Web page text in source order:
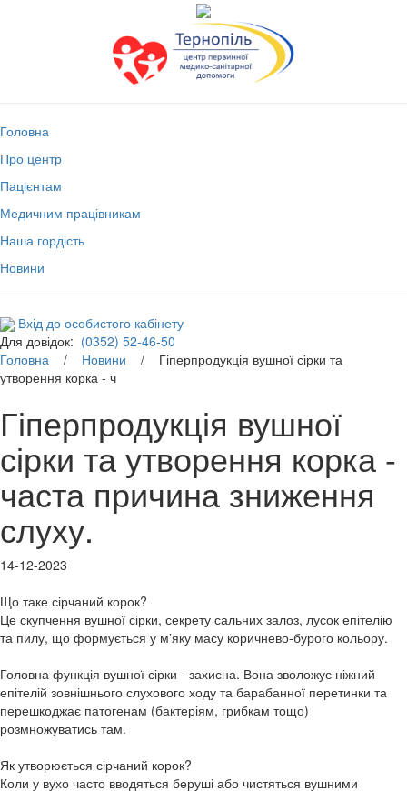
Головна
Про центр
Пацієнтам
Медичним працівникам
Наша гордість
Новини
Вхід до особистого кабінету
Для довідок: (0352) 52-46-50
Головна / Новини / Гіперпродукція вушної сірки та
утворення корка - ч
Гіперпродукція вушної
сірки та утворення корка -
часта причина зниження
слуху.
14-12-2023
Що таке сірчаний корок?
Це скупчення вушної сірки, секрету сальних залоз, лусок епітелію
та пилу, що формується у мʼяку масу коричнево-бурого кольору.
Головна функція вушної сірки - захисна. Вона зволожує ніжний
епітелій зовнішнього слухового ходу та барабанної перетинки та
перешкоджає патогенам (бактеріям, грибкам тощо)
розмножуватись там.
Як утворюється сірчаний корок?
Коли у вухо часто вводяться беруші або чистяться вушними